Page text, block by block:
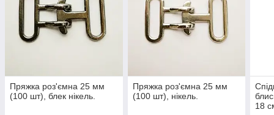
Пряжка роз'ємна 25 мм
(100 шт), блек нікель.
Пряжка роз'ємна 25 мм
(100 шт), нікель.
18